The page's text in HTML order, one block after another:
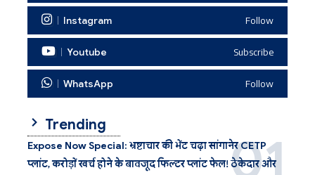
Instagram Follow
Youtube Subscribe
WhatsApp Follow
Trending
Expose Now Special: भ्रष्टाचार की भेंट चढ़ा सांगानेर CETP
प्लांट, करोड़ों खर्च होने के बावजूद फिल्टर प्लांट फेल! ठेकेदार और